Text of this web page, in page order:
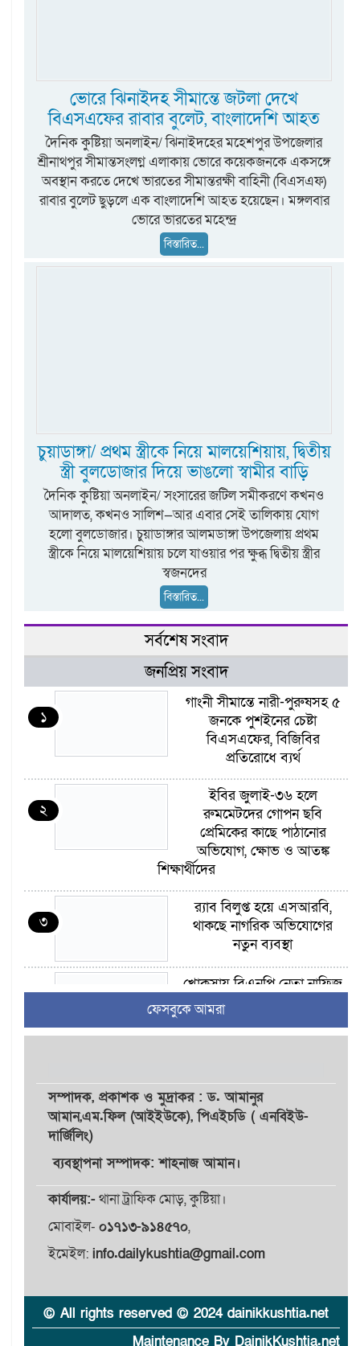
ভোরে ঝিনাইদহ সীমান্তে জটলা দেখে
বিএসএফের রাবার বুলেট, বাংলাদেশি আহত
দৈনিক কুষ্টিয়া অনলাইন/ ঝিনাইদহের মহেশপুর উপজেলার
শ্রীনাথপুর সীমান্তসংলগ্ন এলাকায় ভোরে কয়েকজনকে একসঙ্গে
অবস্থান করতে দেখে ভারতের সীমান্তরক্ষী বাহিনী (বিএসএফ)
রাবার বুলেট ছুড়লে এক বাংলাদেশি আহত হয়েছেন। মঙ্গলবার
ভোরে ভারতের মহেন্দ্র
বিস্তারিত...
চুয়াডাঙ্গা/ প্রথম স্ত্রীকে নিয়ে মালয়েশিয়ায়, দ্বিতীয়
স্ত্রী বুলডোজার দিয়ে ভাঙলো স্বামীর বাড়ি
দৈনিক কুষ্টিয়া অনলাইন/ সংসারের জটিল সমীকরণে কখনও
আদালত, কখনও সালিশ—আর এবার সেই তালিকায় যোগ
হলো বুলডোজার। চুয়াডাঙ্গার আলমডাঙ্গা উপজেলায় প্রথম
স্ত্রীকে নিয়ে মালয়েশিয়ায় চলে যাওয়ার পর ক্ষুব্ধ দ্বিতীয় স্ত্রীর
স্বজনদের
বিস্তারিত...
সর্বশেষ সংবাদ
জনপ্রিয় সংবাদ
১
গাংনী সীমান্তে নারী-পুরুষসহ ৫
জনকে পুশইনের চেষ্টা
বিএসএফের, বিজিবির
প্রতিরোধে ব্যর্থ
২
ইবির জুলাই-৩৬ হলে
রুমমেটদের গোপন ছবি
প্রেমিকের কাছে পাঠানোর
অভিযোগ, ক্ষোভ ও আতঙ্ক
শিক্ষার্থীদের
৩
র‍্যাব বিলুপ্ত হয়ে এসআরবি,
থাকছে নাগরিক অভিযোগের
নতুন ব্যবস্থা
৪
খোকসায় বিএনপি নেতা নাফিজ
আহমেদ রাজুর ওপর সশস্ত্র
হামলা, গুরুতর আহত
নিক্ষেপকারীরা ‘জারজ সন্তান’:
আমির হামজা
শিক্ষককে ঘিরে দেশব্যাপী গোপন
তৎপরতার অভিযোগ/ তদন্তে
গঠিত হলো উচ্চপর্যায়ের কমিটি
মাত্র ৯১ টন ভারতীয় মরিচেই
ভেঙে পড়ল বাজার/৪০০ টাকা
কেজি দাম কে ধরে রেখেছিল?
৮
জুলাই আন্দোলন ছিল সম্মিলিত,
লক্ষ্য হওয়া উচিত ঐক্য ও
রাষ্ট্রগঠন
ফেসবুকে আমরা
সম্পাদক, প্রকাশকওমুদ্রাকর: ড. আমানুর
আমান,এম.ফিল (আইইউকে), পিএইচডি ( এনবিইউ-
দার্জিলিং)
ব্যবস্থাপনা সম্পাদক: শাহনাজ আমান।
কার্যালয়:-থানা ট্রাফিক মোড়, কুষ্টিয়া।
মোবাইল- ০১৭১৩-৯১৪৫৭০,
ইমেইল: info.dailykushtia@gmail.com
© All rights reserved © 2024 dainikkushtia.net
Maintenance By DainikKushtia.net